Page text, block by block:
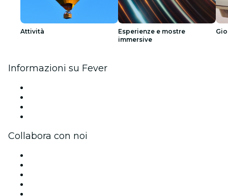
Attività
Esperienze e mostre
immersive
Informazioni su Fever
Collabora con noi